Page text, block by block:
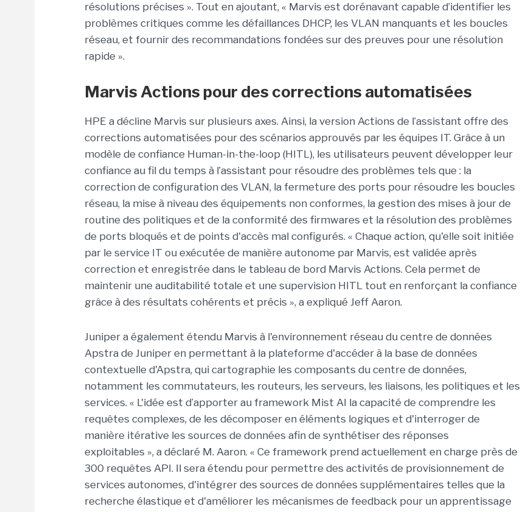
résolutions précises ». Tout en ajoutant, « Marvis est dorénavant capable d’identifier les
problèmes critiques comme les défaillances DHCP, les VLAN manquants et les boucles
réseau, et fournir des recommandations fondées sur des preuves pour une résolution
rapide ».
Marvis Actions pour des corrections automatisées
HPE a décline Marvis sur plusieurs axes. Ainsi, la version Actions de l’assistant offre des
corrections automatisées pour des scénarios approuvés par les équipes IT. Grâce à un
modèle de confiance Human-in-the-loop (HITL), les utilisateurs peuvent développer leur
confiance au fil du temps à l’assistant pour résoudre des problèmes tels que : la
correction de configuration des VLAN, la fermeture des ports pour résoudre les boucles
réseau, la mise à niveau des équipements non conformes, la gestion des mises à jour de
routine des politiques et de la conformité des firmwares et la résolution des problèmes
de ports bloqués et de points d'accès mal configurés. « Chaque action, qu'elle soit initiée
par le service IT ou exécutée de manière autonome par Marvis, est validée après
correction et enregistrée dans le tableau de bord Marvis Actions. Cela permet de
maintenir une auditabilité totale et une supervision HITL tout en renforçant la confiance
grâce à des résultats cohérents et précis », a expliqué Jeff Aaron.
Juniper a également étendu Marvis à l'environnement réseau du centre de données
Apstra de Juniper en permettant à la plateforme d'accéder à la base de données
contextuelle d'Apstra, qui cartographie les composants du centre de données,
notamment les commutateurs, les routeurs, les serveurs, les liaisons, les politiques et les
services. « L'idée est d’apporter au framework Mist AI la capacité de comprendre les
requêtes complexes, de les décomposer en éléments logiques et d'interroger de
manière itérative les sources de données afin de synthétiser des réponses
exploitables », a déclaré M. Aaron. « Ce framework prend actuellement en charge près de
300 requêtes API. Il sera étendu pour permettre des activités de provisionnement de
services autonomes, d'intégrer des sources de données supplémentaires telles que la
recherche élastique et d'améliorer les mécanismes de feedback pour un apprentissage